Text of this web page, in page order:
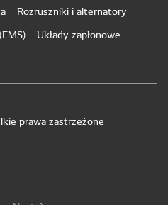
Rozruszniki i alternatory
Układy zapłonowe
prawa zastrzeżone